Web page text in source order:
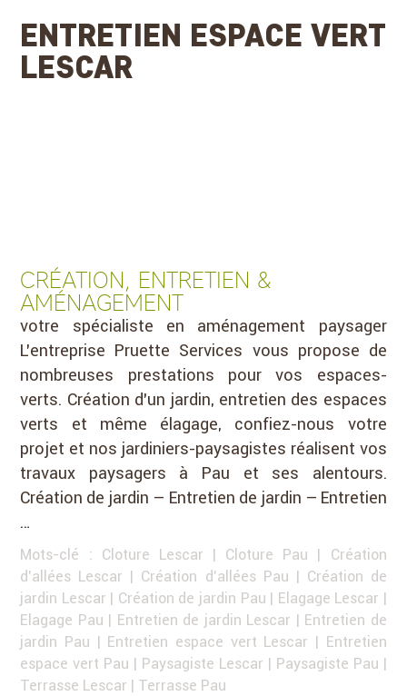
ENTRETIEN ESPACE VERT
LESCAR
CRÉATION, ENTRETIEN &
AMÉNAGEMENT
votre spécialiste en aménagement paysager
L’entreprise Pruette Services vous propose de
nombreuses prestations pour vos espaces-
verts. Création d’un jardin, entretien des espaces
verts et même élagage, confiez-nous votre
projet et nos jardiniers-paysagistes réalisent vos
travaux paysagers à Pau et ses alentours.
Création de jardin – Entretien de jardin – Entretien
…
Mots-clé : Cloture Lescar | Cloture Pau | Création
d'allées Lescar | Création d'allées Pau | Création de
jardin Lescar | Création de jardin Pau | Elagage Lescar |
Elagage Pau | Entretien de jardin Lescar | Entretien de
jardin Pau | Entretien espace vert Lescar | Entretien
espace vert Pau | Paysagiste Lescar | Paysagiste Pau |
Terrasse Lescar | Terrasse Pau